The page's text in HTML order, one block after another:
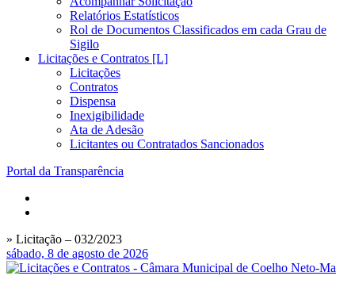
Relatórios Estatísticos
Rol de Documentos Classificados em cada Grau de
Sigilo
Licitações e Contratos [L]
Licitações
Contratos
Dispensa
Inexigibilidade
Ata de Adesão
Licitantes ou Contratados Sancionados
Portal da Transparência
» Licitação – 032/2023
sábado, 8 de agosto de 2026